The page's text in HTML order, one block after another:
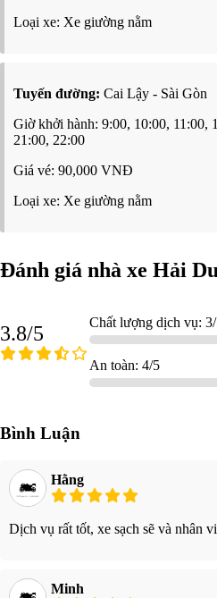
Loại xe: Xe giường nằm
Tuyến đường: Cai Lậy - Sài Gòn
Giờ khởi hành: 9:00, 10:00, 11:00,
21:00, 22:00
Giá vé: 90,000 VNĐ
Loại xe: Xe giường nằm
Đánh giá nhà xe Hải
3.8/5 Chất lượng dịch vụ:
An toàn: 4/5
Bình Luận
Hằng
Dịch vụ rất tốt, xe sạch sẽ và nhân
Minh